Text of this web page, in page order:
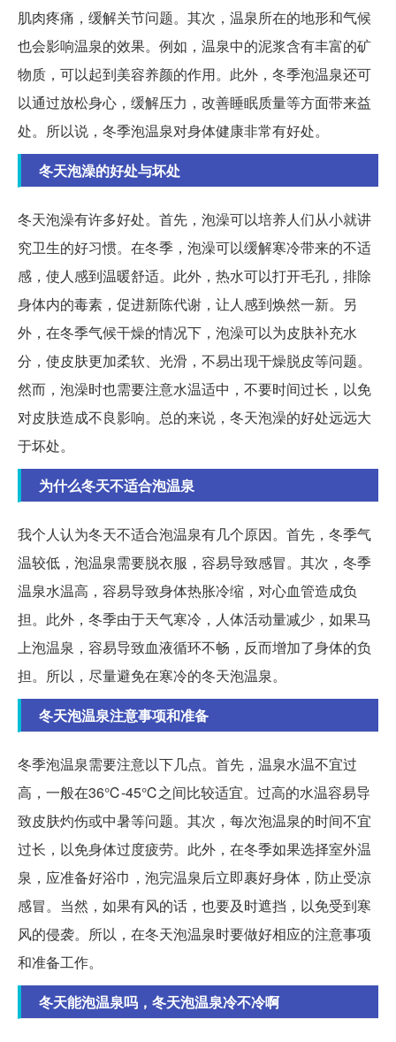
肌肉疼痛，缓解关节问题。其次，温泉所在的地形和气候
也会影响温泉的效果。例如，温泉中的泥浆含有丰富的矿
物质，可以起到美容养颜的作用。此外，冬季泡温泉还可
以通过放松身心，缓解压力，改善睡眠质量等方面带来益
处。所以说，冬季泡温泉对身体健康非常有好处。
冬天泡澡的好处与坏处
冬天泡澡有许多好处。首先，泡澡可以培养人们从小就讲
究卫生的好习惯。在冬季，泡澡可以缓解寒冷带来的不适
感，使人感到温暖舒适。此外，热水可以打开毛孔，排除
身体内的毒素，促进新陈代谢，让人感到焕然一新。另
外，在冬季气候干燥的情况下，泡澡可以为皮肤补充水
分，使皮肤更加柔软、光滑，不易出现干燥脱皮等问题。
然而，泡澡时也需要注意水温适中，不要时间过长，以免
对皮肤造成不良影响。总的来说，冬天泡澡的好处远远大
于坏处。
为什么冬天不适合泡温泉
我个人认为冬天不适合泡温泉有几个原因。首先，冬季气
温较低，泡温泉需要脱衣服，容易导致感冒。其次，冬季
温泉水温高，容易导致身体热胀冷缩，对心血管造成负
担。此外，冬季由于天气寒冷，人体活动量减少，如果马
上泡温泉，容易导致血液循环不畅，反而增加了身体的负
担。所以，尽量避免在寒冷的冬天泡温泉。
冬天泡温泉注意事项和准备
冬季泡温泉需要注意以下几点。首先，温泉水温不宜过
高，一般在36℃-45℃之间比较适宜。过高的水温容易导
致皮肤灼伤或中暑等问题。其次，每次泡温泉的时间不宜
过长，以免身体过度疲劳。此外，在冬季如果选择室外温
泉，应准备好浴巾，泡完温泉后立即裹好身体，防止受凉
感冒。当然，如果有风的话，也要及时遮挡，以免受到寒
风的侵袭。所以，在冬天泡温泉时要做好相应的注意事项
和准备工作。
冬天能泡温泉吗，冬天泡温泉冷不冷啊